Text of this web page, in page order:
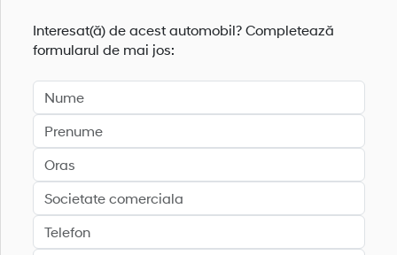
Interesat(ă) de acest automobil? Completează
formularul de mai jos: